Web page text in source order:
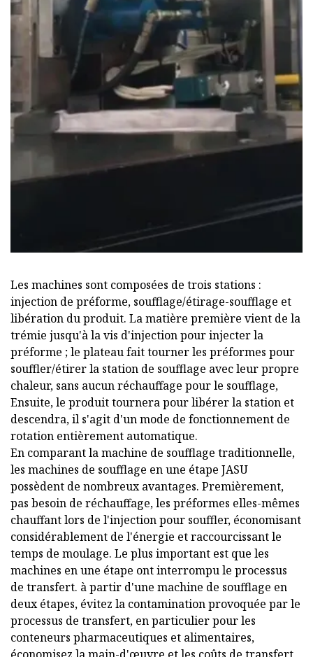
Les machines sont composées de trois stations :
injection de préforme, soufflage/étirage-soufflage et
libération du produit. La matière première vient de la
trémie jusqu'à la vis d'injection pour injecter la
préforme ; le plateau fait tourner les préformes pour
souffler/étirer la station de soufflage avec leur propre
chaleur, sans aucun réchauffage pour le soufflage,
Ensuite, le produit tournera pour libérer la station et
descendra, il s'agit d'un mode de fonctionnement de
rotation entièrement automatique.
En comparant la machine de soufflage traditionnelle,
les machines de soufflage en une étape JASU
possèdent de nombreux avantages. Premièrement,
pas besoin de réchauffage, les préformes elles-mêmes
chauffant lors de l'injection pour souffler, économisant
considérablement de l'énergie et raccourcissant le
temps de moulage. Le plus important est que les
machines en une étape ont interrompu le processus
de transfert. à partir d'une machine de soufflage en
deux étapes, évitez la contamination provoquée par le
processus de transfert, en particulier pour les
conteneurs pharmaceutiques et alimentaires,